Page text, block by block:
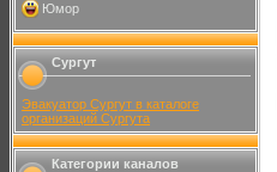
Юмор
Сургут
Эвакуатор Сургут в каталоге
организаций Сургута
Категории каналов